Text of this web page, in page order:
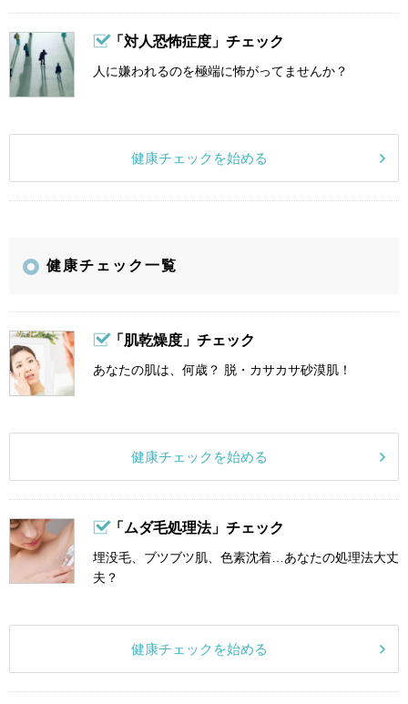
「対人恐怖症度」チェック
人に嫌われるのを極端に怖がってませんか？
健康チェックを始める
健康チェック一覧
「肌乾燥度」チェック
あなたの肌は、何歳？ 脱・カサカサ砂漠肌！
健康チェックを始める
「ムダ毛処理法」チェック
埋没毛、ブツブツ肌、色素沈着…あなたの処理法大丈
夫？
健康チェックを始める